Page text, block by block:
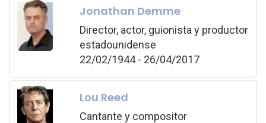
Jonathan Demme
Director, actor, guionista y productor
estadounidense
22/02/1944 - 26/04/2017
Lou Reed
Cantante y compositor